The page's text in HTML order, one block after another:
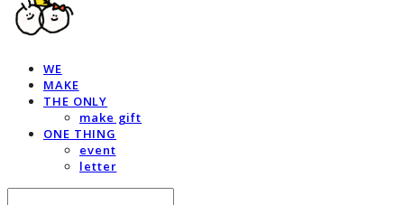
WE
MAKE
THE ONLY
make gift
ONE THING
event
letter